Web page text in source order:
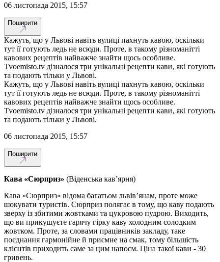
06 листопада 2015, 15:57
Поширити
Кажуть, що у Львові навіть вулиці пахнуть кавою, оскільки
тут її готують ледь не всюди. Проте, в такому різноманітті
кавових рецептів найважче знайти щось особливе.
Tvoemisto.tv дізналося три унікальні рецепти кави, які готують
та подають тільки у Львові.
Кажуть, що у Львові навіть вулиці пахнуть кавою, оскільки
тут її готують ледь не всюди. Проте, в такому різноманітті
кавових рецептів найважче знайти щось особливе.
Tvoemisto.tv дізналося три унікальні рецепти кави, які готують
та подають тільки у Львові.
06 листопада 2015, 15:57
Поширити
Кава «Сюрприз» (Віденська кав’ярня)
Кава «Сюрприз» відома багатьом львів’янам, проте може
шокувати туристів. Сюрприз полягає в тому, що каву подають
зверху із збитими жовтками та цукровою пудрою. Виходить,
що ви прикушуєте гарячу гірку каву холодним солодким
жовтком. Проте, за словами працівників закладу, таке
поєднання гармонійне й приємне на смак, тому більшість
клієнтів приходить саме за цим напоєм. Ціна такої кави - 30
гривень.